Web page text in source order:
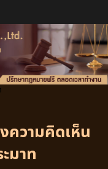
ความคิดเห็น
มาท